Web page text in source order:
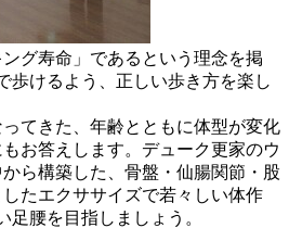
グ寿命」であるという理念を掲
歩けるよう、正しい歩き方を楽し
てきた、年齢とともに体型が変化
お答えします。デューク更家のウ
ら構築した、骨盤・仙腸関節・股
たエクササイズで若々しい体作
足腰を目指しましょう。